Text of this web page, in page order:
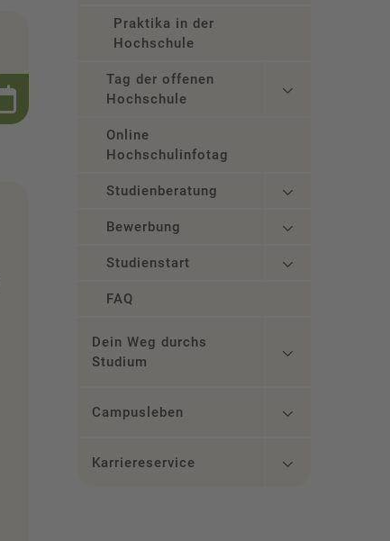
Praktika in der
Hochschule
Tag der offenen
Hochschule
Online
Hochschulinfotag
Studienberatung
Bewerbung
Studienstart
FAQ
Dein Weg durchs
Studium
Campusleben
Karriereservice